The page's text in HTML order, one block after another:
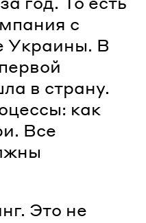
с
Украины. В
в страну.
как
Все
Это не